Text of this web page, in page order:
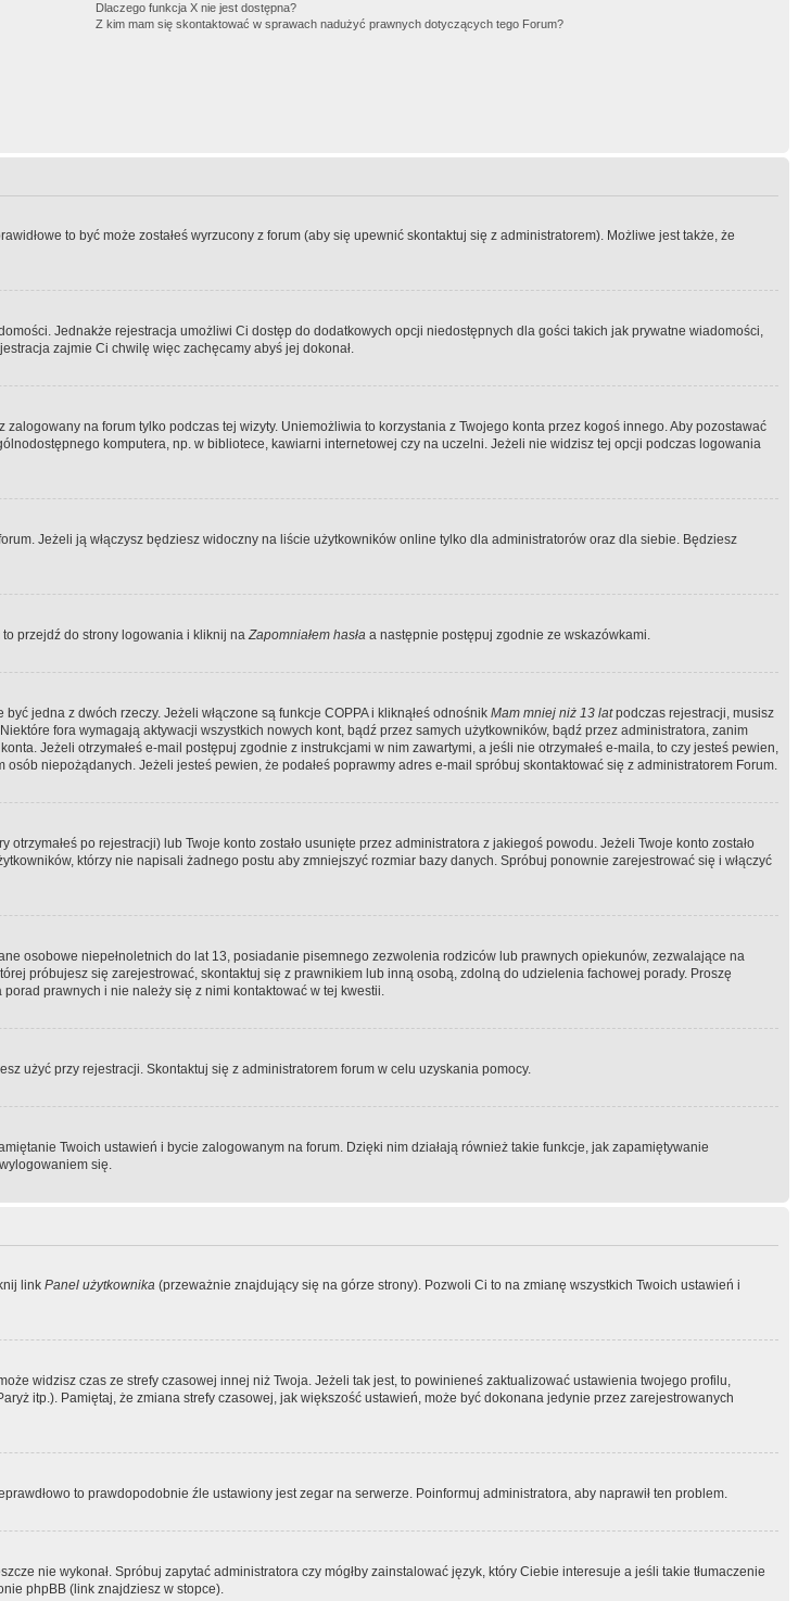
Dlaczego funkcja X nie jest dostępna?
Z kim mam się skontaktować w sprawach nadużyć prawnych dotyczących tego Forum?
to być może zostałeś wyrzucony z forum (aby się upewnić skontaktuj się z administratorem). Możliwe jest także, że
Jednakże rejestracja umożliwi Ci dostęp do dodatkowych opcji niedostępnych dla gości takich jak prywatne wiadomości,
zajmie Ci chwilę więc zachęcamy abyś jej dokonał.
na forum tylko podczas tej wizyty. Uniemożliwia to korzystania z Twojego konta przez kogoś innego. Aby pozostawać
komputera, np. w bibliotece, kawiarni internetowej czy na uczelni. Jeżeli nie widzisz tej opcji podczas logowania
Jeżeli ją włączysz będziesz widoczny na liście użytkowników online tylko dla administratorów oraz dla siebie. Będziesz
to przejdź do strony logowania i kliknij naZapomniałem hasła a następnie postępuj zgodnie ze wskazówkami.
jedna z dwóch rzeczy. Jeżeli włączone są funkcje COPPA i kliknąłeś odnośnik Mam mniej niż 13 latpodczas rejestracji, musisz
fora wymagają aktywacji wszystkich nowych kont, bądź przez samych użytkowników, bądź przez administratora, zanim
Jeżeli otrzymałeś e-mail postępuj zgodnie z instrukcjami w nim zawartymi, a jeśli nie otrzymałeś e-maila, to czy jesteś pewien,
osób niepożądanych. Jeżeli jesteś pewien, że podałeś poprawmy adres e-mail spróbuj skontaktować się z administratorem Forum.
po rejestracji) lub Twoje konto zostało usunięte przez administratora z jakiegoś powodu. Jeżeli Twoje konto zostało
którzy nie napisali żadnego postu aby zmniejszyć rozmiar bazy danych. Spróbuj ponownie zarejestrować się i włączyć
osobowe niepełnoletnich do lat 13, posiadanie pisemnego zezwolenia rodziców lub prawnych opiekunów, zezwalające na
próbujesz się zarejestrować, skontaktuj się z prawnikiem lub inną osobą, zdolną do udzielenia fachowej porady. Proszę
prawnych i nie należy się z nimi kontaktować w tej kwestii.
użyć przy rejestracji. Skontaktuj się z administratorem forum w celu uzyskania pomocy.
Twoich ustawień i bycie zalogowanym na forum. Dzięki nim działają również takie funkcje, jak zapamiętywanie
się.
link Panel użytkownika (przeważnie znajdujący się na górze strony). Pozwoli Ci to na zmianę wszystkich Twoich ustawień i
widzisz czas ze strefy czasowej innej niż Twoja. Jeżeli tak jest, to powinieneś zaktualizować ustawienia twojego profilu,
itp.). Pamiętaj, że zmiana strefy czasowej, jak większość ustawień, może być dokonana jedynie przez zarejestrowanych
to prawdopodobnie źle ustawiony jest zegar na serwerze. Poinformuj administratora, aby naprawił ten problem.
nie wykonał. Spróbuj zapytać administratora czy mógłby zainstalować język, który Ciebie interesuje a jeśli takie tłumaczenie
phpBB (link znajdziesz w stopce).